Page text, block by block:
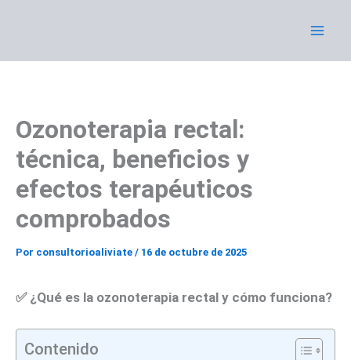
Ozonoterapia rectal:
técnica, beneficios y
efectos terapéuticos
comprobados
Por consultorioaliviate / 16 de octubre de 2025
✅ ¿Qué es la ozonoterapia rectal y cómo funciona?
Contenido